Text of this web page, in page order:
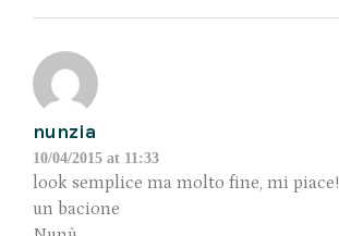
nunzia
10/04/2015 at 11:33
look semplice ma molto fine, mi piace!
un bacione